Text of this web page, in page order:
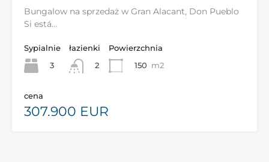
Bungalow na sprzedaż w Gran Alacant, Don Pueblo
Si está…
Sypialnie
3
łazienki
2
Powierzchnia
150 m2
cena
307.900 EUR